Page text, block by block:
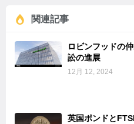
関連記事
ロビンフッドの
訟の進展
12月 12, 2024
英国ポンドと